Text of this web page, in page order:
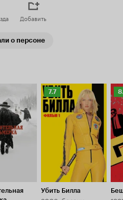
Добавить
о персоне
Рейтинг
Кинопоиска
7.7
7.7
Убить Билла